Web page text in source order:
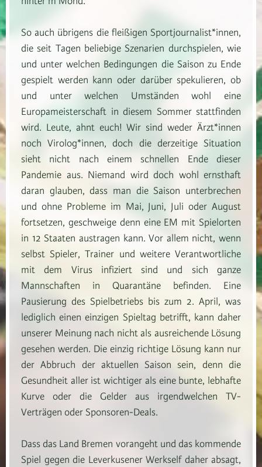
So auch übrigens die fleißigen Sportjournalist*innen,
die seit Tagen beliebige Szenarien durchspielen, wie
und unter welchen Bedingungen die Saison zu Ende
gespielt werden kann oder darüber spekulieren, ob
und unter welchen Umständen wohl eine
Europameisterschaft in diesem Sommer stattfinden
wird. Leute, ahnt euch! Wir sind weder Ärzt*innen
noch Virolog*innen, doch die derzeitige Situation
sieht nicht nach einem schnellen Ende dieser
Pandemie aus. Niemand wird doch wohl ernsthaft
daran glauben, dass man die Saison unterbrechen
und ohne Probleme im Mai, Juni, Juli oder August
fortsetzen, geschweige denn eine EM mit Spielorten
in 12 Staaten austragen kann. Vor allem nicht, wenn
selbst Spieler, Trainer und weitere Verantwortliche
mit dem Virus infiziert sind und sich ganze
Mannschaften in Quarantäne befinden. Eine
Pausierung des Spielbetriebs bis zum 2. April, was
lediglich einen einzigen Spieltag betrifft, kann daher
unserer Meinung nach nicht als ausreichende Lösung
gesehen werden. Die einzig richtige Lösung kann nur
der Abbruch der aktuellen Saison sein, denn die
Gesundheit aller ist wichtiger als eine bunte, lebhafte
Kurve oder die Gelder aus irgendwelchen TV-
Verträgen oder Sponsoren-Deals.
Dass das Land Bremen vorangeht und das kommende
Spiel gegen die Leverkusener Werkself daher absagt,